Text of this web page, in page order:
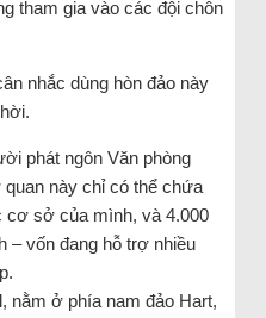
tham gia vào các đội chôn
nhắc dùng hòn đảo này
phát ngôn Văn phòng
này chỉ có thể chứa
cơ sở của mình, và 4.000
– vốn đang hỗ trợ nhiều
nằm ở phía nam đảo Hart,